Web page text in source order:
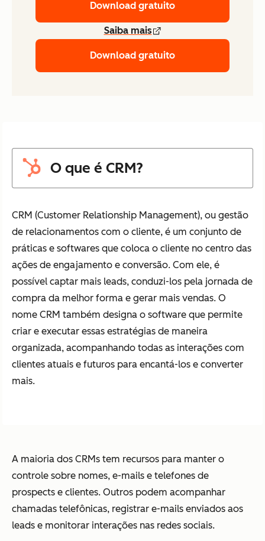
Download gratuito
Saiba mais
Download gratuito
O que é CRM?
CRM (Customer Relationship Management), ou gestão
de relacionamentos com o cliente, é um conjunto de
práticas e softwares que coloca o cliente no centro das
ações de engajamento e conversão. Com ele, é
possível captar mais leads, conduzi-los pela jornada de
compra da melhor forma e gerar mais vendas. O
nome CRM também designa o software que permite
criar e executar essas estratégias de maneira
organizada, acompanhando todas as interações com
clientes atuais e futuros para encantá-los e converter
mais.
A maioria dos CRMs tem recursos para manter o
controle sobre nomes, e-mails e telefones de
prospects e clientes. Outros podem acompanhar
chamadas telefônicas, registrar e-mails enviados aos
leads e monitorar interações nas redes sociais.